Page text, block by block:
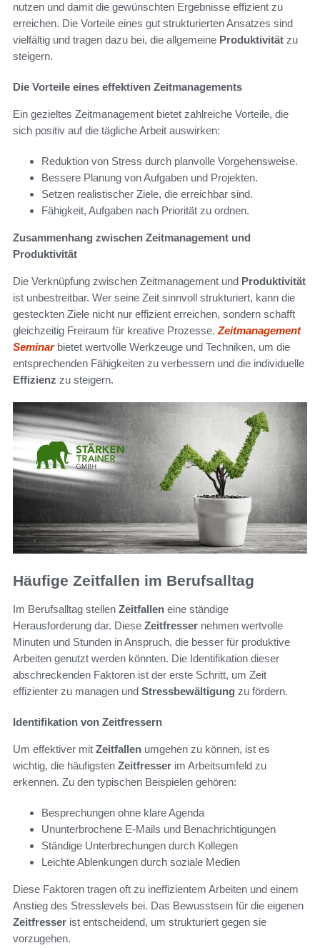
nutzen und damit die gewünschten Ergebnisse effizient zu
erreichen. Die Vorteile eines gut strukturierten Ansatzes sind
vielfältig und tragen dazu bei, die allgemeine Produktivität zu
steigern.
Die Vorteile eines effektiven Zeitmanagements
Ein gezieltes Zeitmanagement bietet zahlreiche Vorteile, die
sich positiv auf die tägliche Arbeit auswirken:
Reduktion von Stress durch planvolle Vorgehensweise.
Bessere Planung von Aufgaben und Projekten.
Setzen realistischer Ziele, die erreichbar sind.
Fähigkeit, Aufgaben nach Priorität zu ordnen.
Zusammenhang zwischen Zeitmanagement und
Produktivität
Die Verknüpfung zwischen Zeitmanagement und Produktivität
ist unbestreitbar. Wer seine Zeit sinnvoll strukturiert, kann die
gesteckten Ziele nicht nur effizient erreichen, sondern schafft
gleichzeitig Freiraum für kreative Prozesse.Zeitmanagement
Seminarbietet wertvolle Werkzeuge und Techniken, um die
entsprechenden Fähigkeiten zu verbessern und die individuelle
Effizienz zu steigern.
Häufige Zeitfallen im Berufsalltag
Im Berufsalltag stellen Zeitfallen eine ständige
Herausforderung dar. Diese Zeitfresser nehmen wertvolle
Minuten und Stunden in Anspruch, die besser für produktive
Arbeiten genutzt werden könnten. Die Identifikation dieser
abschreckenden Faktoren ist der erste Schritt, um Zeit
effizienter zu managen und Stressbewältigung zu fördern.
Identifikation von Zeitfressern
Um effektiver mit Zeitfallen umgehen zu können, ist es
wichtig, die häufigsten Zeitfresser im Arbeitsumfeld zu
erkennen. Zu den typischen Beispielen gehören:
Besprechungen ohne klare Agenda
Ununterbrochene E-Mails und Benachrichtigungen
Ständige Unterbrechungen durch Kollegen
Leichte Ablenkungen durch soziale Medien
Diese Faktoren tragen oft zu ineffizientem Arbeiten und einem
Anstieg des Stresslevels bei. Das Bewusstsein für die eigenen
Zeitfresser ist entscheidend, um strukturiert gegen sie
vorzugehen.